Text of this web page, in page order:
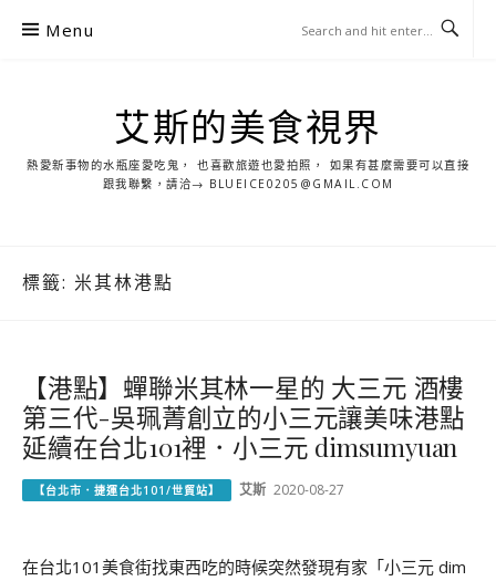
Menu
艾斯的美食視界
熱愛新事物的水瓶座愛吃鬼， 也喜歡旅遊也愛拍照， 如果有甚麼需要可以直接
跟我聯繫，請洽→ BLUEICE0205@GMAIL.COM
標籤: 米其林港點
【港點】蟬聯米其林一星的 大三元 酒樓
第三代-吳珮菁創立的小三元讓美味港點
延續在台北101裡．小三元 dimsumyuan
【台北市．捷運台北101/世貿站】 艾斯 2020-08-27
在台北101美食街找東西吃的時候突然發現有家「小三元 dim